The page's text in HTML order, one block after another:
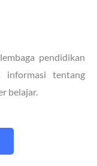
pendidikan
informasi tentang
belajar.